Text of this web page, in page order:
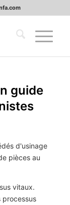
guide
d'usinage
pièces au
vitaux.
processus